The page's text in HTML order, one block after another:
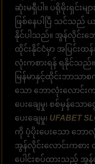
ဆုံးမရှီပါ။ ပရိုမိုးရှင်း
ဖြစ်နေပါပြီ သင်သည်
နိုင်ပါသည်။ အွန်လိုင်းဘေ
ထိုင်းနိုင်ငံမှာ အပြင်းထ
လုံးကစားရန် ရနိုင်သည်။
မြန်မာနှင့်ထိုင်းဘာသာ
သော ဘောလုံးလောင်း
ပေးချေမှု၊ စစ်မှန်သေ
ပေးချေမှု၊ UFABET
ကို ပံ့ပိုးပေးသော ဘော
အွန်လိုင်းလောင်းကစ
ပေါင်းစပ်ထားသည့် အွ